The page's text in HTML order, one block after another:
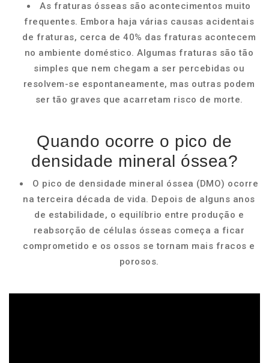
As fraturas ósseas são acontecimentos muito
frequentes. Embora haja várias causas acidentais
de fraturas, cerca de 40% das fraturas acontecem
no ambiente doméstico. Algumas fraturas são tão
simples que nem chegam a ser percebidas ou
resolvem-se espontaneamente, mas outras podem
ser tão graves que acarretam risco de morte.
Quando ocorre o pico de
densidade mineral óssea?
O pico de densidade mineral óssea (DMO) ocorre
na terceira década de vida. Depois de alguns anos
de estabilidade, o equilíbrio entre produção e
reabsorção de células ósseas começa a ficar
comprometido e os ossos se tornam mais fracos e
porosos.